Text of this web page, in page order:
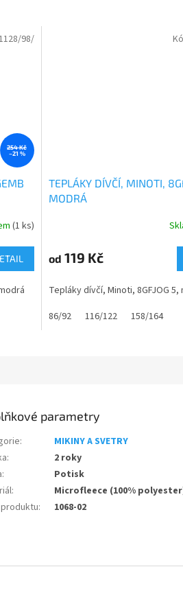
254 Kč
–21 %
(1 ks)
98/
TEPLÁKY DÍVČÍ, MINOTI,
MODRÁ
od 119 Kč
Tepláky dívčí, Minoti, 8GFJOG 5,
86/92
116/122 158/164
parametry
:
MIKINY A SVETRY
:
2 roky
:
Potisk
:
Microfleece (100%
: 1068-02